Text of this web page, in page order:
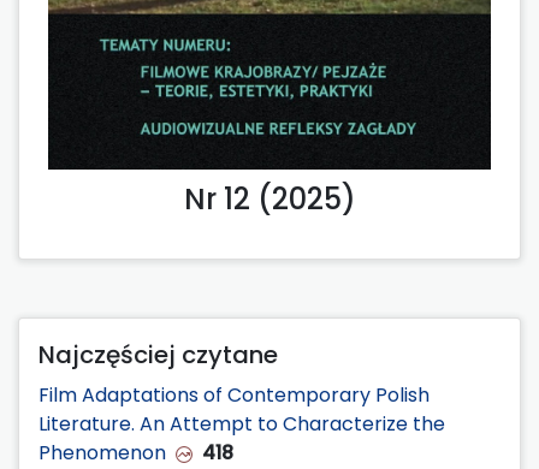
Nr 12 (2025)
Najczęściej czytane
Film Adaptations of Contemporary Polish
Literature. An Attempt to Characterize the
Phenomenon
418